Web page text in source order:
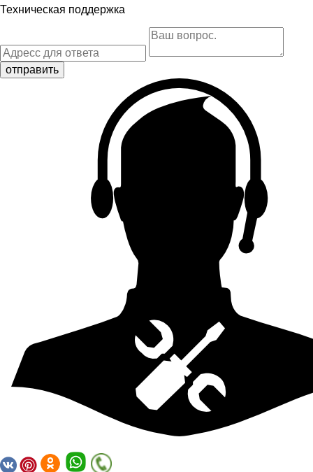
Техническая поддержка
отправить